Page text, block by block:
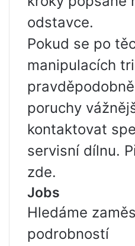
odstavce.
Pokud se po
manipulacích
poruchy
kontaktovat
servisní dílnu.
zde.
Jobs
Hledáme
podrobností